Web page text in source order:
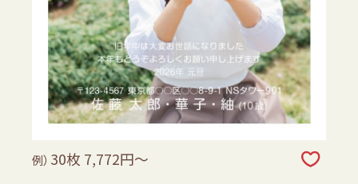
例） 30枚 7,772円～